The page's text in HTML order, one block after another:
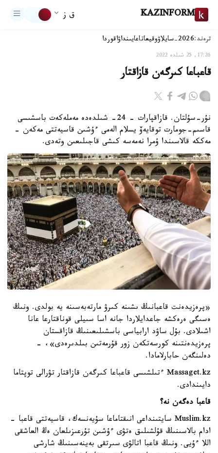
KAZINFORM ق ز
ترەند:2026-سايلاۋ وقيعاتاعايىنداۋاقوردا
17:26, 25 شىلدە 2022
قاعباعا كىرگەن قازاقتار
نۇر-سۇلتان. قازاقپارات – 24- شىلدەدە مەملەكەت باسشىسى
قاسىم-جومارت توقايەۆ يسلام الەمى ءۇشىن قاسيەتتى مەكەن -
مەككە قالاسىندا ۇمرا نەمەسە كىشى قاجىلىعىن وتەدى.
«پرەزيدەنت قاعبانىڭ ىشىنە كىرۋ مارتەبەسىنە يە بولدى. ونىڭ
ەسىگى ەرەكشە جاعدايلاردا جانە اسا سىيلى قوناقتارعا عانا
اشىلادى. بۇل ساۋد ارابياسى باسشىلىعىنىڭ قازاقستان
پرەزيدەنتىنە كورسەتكەن زور قۇرمەتىن بىلدىرەدى»، -
دەلىنگەن حابارلامادا.
Massaget.kz ءتىلشىسى قاعباعا كىرگەن قازاقتار تۋرالى توپتاما
دايىندادى.
قاعبا دەگەن نە؟
Muslim.kz سايتىنداعى انىقتاماعا سۇيەنسەك، قاسيەتتى قاعبا -
ادام بالاسىنىڭ قۇلشىلىق ەتۋى ءۇشىن تۇرعىزىلعان ەڭ العاشقى
اللا ءۇيى. ونىڭ قاعبا اتالۋى سىرتقى بەينەسىنىڭ شارشى